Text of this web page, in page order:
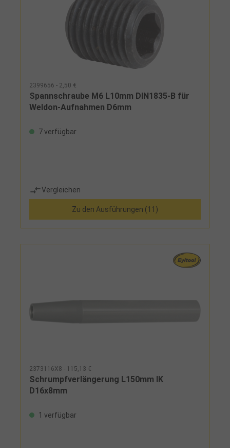
2399656 - 2,50 €
Spannschraube M6 L10mm DIN1835-B für
Weldon-Aufnahmen D6mm
7 verfügbar
Vergleichen
Zu den Ausführungen (11)
2373116X8 - 115,13 €
Schrumpfverlängerung L150mm IK
D16x8mm
1 verfügbar